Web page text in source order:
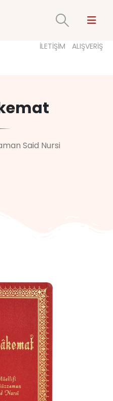
İLETİŞİM ALIŞVERİŞ
Said Nursi